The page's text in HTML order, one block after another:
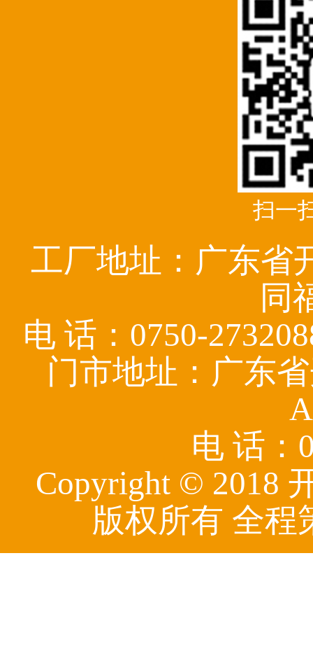
扫一
工厂地址：广东省
同
电 话：0750-
门市地址：广东
电 话：
Copyright © 2018
版权所有 全程